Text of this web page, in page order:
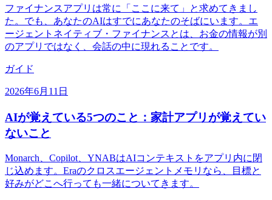
ファイナンスアプリは常に「ここに来て」と求めてきまし
た。でも、あなたのAIはすでにあなたのそばにいます。エ
ージェントネイティブ・ファイナンスとは、お金の情報が別
のアプリではなく、会話の中に現れることです。
ガイド
2026年6月11日
AIが覚えている5つのこと：家計アプリが覚えてい
ないこと
Monarch、Copilot、YNABはAIコンテキストをアプリ内に閉
じ込めます。Eraのクロスエージェントメモリなら、目標と
好みがどこへ行っても一緒についてきます。